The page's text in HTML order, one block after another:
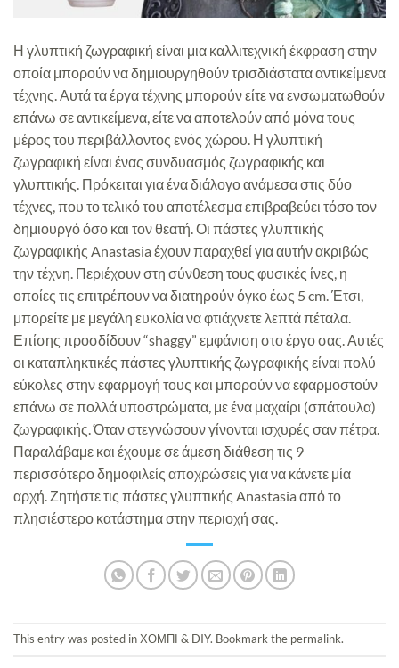
Η γλυπτική ζωγραφική είναι μια καλλιτεχνική έκφραση στην
οποία μπορούν να δημιουργηθούν τρισδιάστατα αντικείμενα
τέχνης. Αυτά τα έργα τέχνης μπορούν είτε να ενσωματωθούν
επάνω σε αντικείμενα, είτε να αποτελούν από μόνα τους
μέρος του περιβάλλοντος ενός χώρου. Η γλυπτική
ζωγραφική είναι ένας συνδυασμός ζωγραφικής και
γλυπτικής. Πρόκειται για ένα διάλογο ανάμεσα στις δύο
τέχνες, που το τελικό του αποτέλεσμα επιβραβεύει τόσο τον
δημιουργό όσο και τον θεατή. Οι πάστες γλυπτικής
ζωγραφικής Anastasia έχουν παραχθεί για αυτήν ακριβώς
την τέχνη. Περιέχουν στη σύνθεση τους φυσικές ίνες, η
οποίες τις επιτρέπουν να διατηρούν όγκο έως 5 cm. Έτσι,
μπορείτε με μεγάλη ευκολία να φτιάχνετε λεπτά πέταλα.
Επίσης προσδίδουν “shaggy” εμφάνιση στο έργο σας. Αυτές
οι καταπληκτικές πάστες γλυπτικής ζωγραφικής είναι πολύ
εύκολες στην εφαρμογή τους και μπορούν να εφαρμοστούν
επάνω σε πολλά υποστρώματα, με ένα μαχαίρι (σπάτουλα)
ζωγραφικής. Όταν στεγνώσουν γίνονται ισχυρές σαν πέτρα.
Παραλάβαμε και έχουμε σε άμεση διάθεση τις 9
περισσότερο δημοφιλείς αποχρώσεις για να κάνετε μία
αρχή. Ζητήστε τις πάστες γλυπτικής Anastasia από το
πλησιέστερο κατάστημα στην περιοχή σας.
This entry was posted inΧΟΜΠΙ & DIY. Bookmark the permalink.